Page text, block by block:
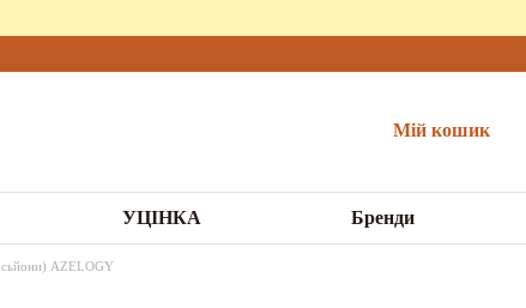
Мій кошик
УЦІНКА Бренди
AZELOGY